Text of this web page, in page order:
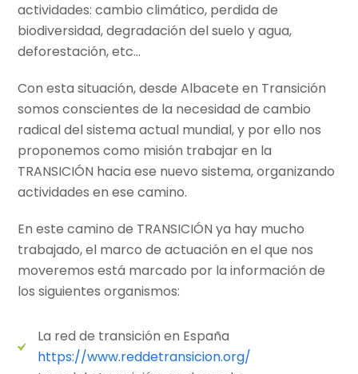
actividades: cambio climático, perdida de
biodiversidad, degradación del suelo y agua,
deforestación, etc…
Con esta situación, desde Albacete en Transición
somos conscientes de la necesidad de cambio
radical del sistema actual mundial, y por ello nos
proponemos como misión trabajar en la
TRANSICIÓN hacia ese nuevo sistema, organizando
actividades en ese camino.
En este camino de TRANSICIÓN ya hay mucho
trabajado, el marco de actuación en el que nos
moveremos está marcado por la información de
los siguientes organismos:
La red de transición en España
https://www.reddetransicion.org/